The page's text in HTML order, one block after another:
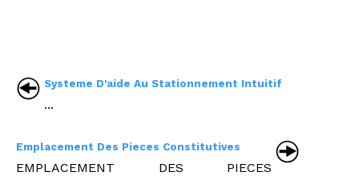
Systeme D'aide Au Stationnement Intuitif
...
Emplacement Des Pieces Constitutives
EMPLACEMENT DES PIECES